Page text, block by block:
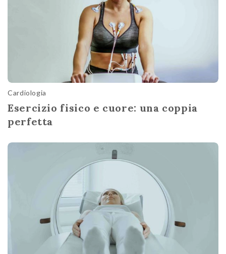
Cardiologia
Esercizio fisico e cuore: una coppia
perfetta